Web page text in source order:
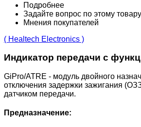
Подробнее
Задайте вопрос по этому товару
Мнения покупателей
( Healtech Electronics )
Индикатор передачи с
GiPro/ATRE - модуль двойного
отключения задержки зажигания
датчиком передачи.
Предназначение: